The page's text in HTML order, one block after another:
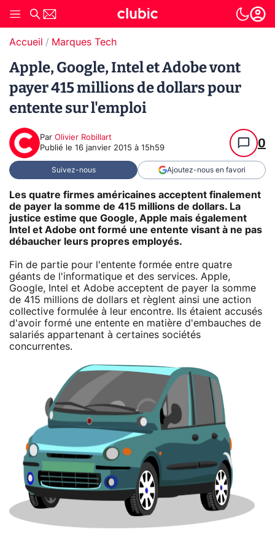
Accueil Marques Tech
Apple, Google, Intel et Adobe vont
payer 415 millions de dollars pour
entente sur l'emploi
Par Olivier Robillart
Publié le 16 janvier 2015 à 15h59 0
Suivez-nous Ajoutez-nous en favori
Les quatre firmes américaines acceptent finalement
de payer la somme de 415 millions de dollars. La
justice estime que Google, Apple mais également
Intel et Adobe ont formé une entente visant à ne pas
débaucher leurs propres employés.
Fin de partie pour l'entente formée entre quatre
géants de l'informatique et des services. Apple,
Google, Intel et Adobe acceptent de payer la somme
de 415 millions de dollars et règlent ainsi une action
collective formulée à leur encontre. Ils étaient accusés
d'avoir formé une entente en matière d'embauches de
salariés appartenant à certaines sociétés
concurrentes.